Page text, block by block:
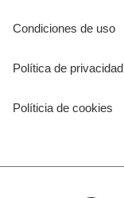
Condiciones de uso
Política de privacidad
Políticia de cookies